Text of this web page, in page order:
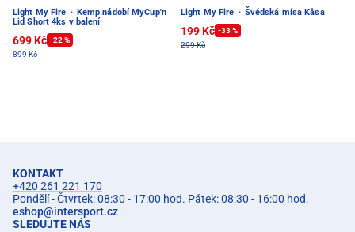
Light My Fire · Kemp.nádobí MyCup'n
Lid Short 4ks v balení
699 Kč -22 %
899 Kč
Light My Fire · Švédská mísa Kåsa
199 Kč -33 %
299 Kč
KONTAKT
+420 261 221 170
Pondělí - Čtvrtek: 08:30 - 17:00 hod. Pátek: 08:30 - 16:00 hod.
eshop@intersport.cz
SLEDUJTE NÁS